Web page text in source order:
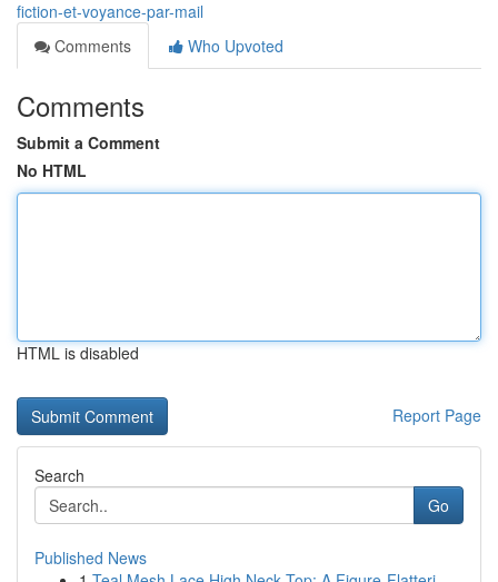
fiction-et-voyance-par-mail
Comments
Who Upvoted
Comments
Submit a Comment
No HTML
HTML is disabled
Report Page
Search
Go
Published News